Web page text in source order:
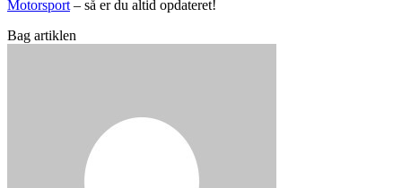
Motorsport – så er du altid opdateret!
Bag artiklen